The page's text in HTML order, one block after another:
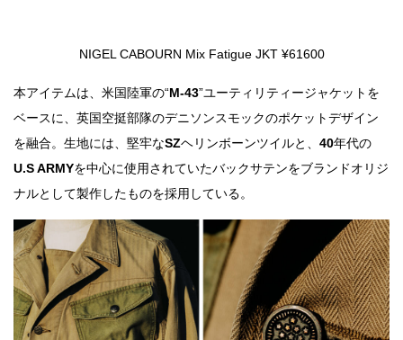
NIGEL CABOURN Mix Fatigue JKT ¥61600
本アイテムは、米国陸軍の“M-43”ユーティリティージャケットを
ベースに、英国空挺部隊のデニソンスモックのポケットデザイン
を融合。生地には、堅牢なSZヘリンボーンツイルと、 40年代の
U.S ARMYを中心に使用されていたバックサテンをブランドオリジ
ナルとして製作したものを採用している。